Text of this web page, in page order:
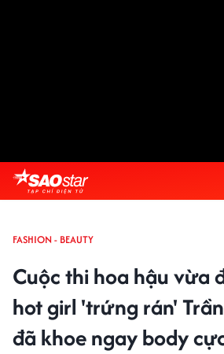
FASHION - BEAUTY
Cuộc thi hoa hậu vừa
hot girl 'trứng rán'
đã khoe ngay body